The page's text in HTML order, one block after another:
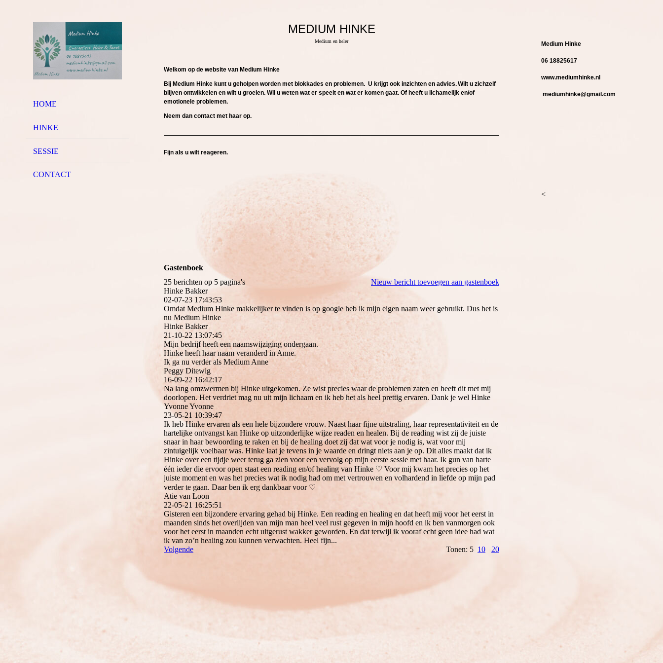
HOME
HINKE
SESSIE
CONTACT
MEDIUM HINKE
Medium en heler
Welkom op de website van Medium Hinke
Bij Medium Hinke kunt u geholpen worden met blokkades en problemen. U krijgt ook inzichten en advies.Wilt u zichzelf
blijven ontwikkelen en wilt u groeien. Wil u weten wat er speelt en wat er komen gaat. Of heeft u lichamelijk en/of
emotionele problemen.
Neem dan contact met haar op.
Fijn als u wilt reageren.
Gastenboek
25 berichten op 5 pagina's
Nieuw bericht toevoegen aan gastenboek
Hinke Bakker
02-07-23 17:43:53
Omdat Medium Hinke makkelijker te vinden is op google heb ik mijn eigen naam weer gebruikt. Dus het is
nu Medium Hinke
Hinke Bakker
21-10-22 13:07:45
Mijn bedrijf heeft een naamswijziging ondergaan.
Hinke heeft haar naam veranderd in Anne.
Ik ga nu verder als Medium Anne
Peggy Ditewig
16-09-22 16:42:17
Na lang omzwermen bij Hinke uitgekomen. Ze wist precies waar de problemen zaten en heeft dit met mij
doorlopen. Het verdriet mag nu uit mijn lichaam en ik heb het als heel prettig ervaren. Dank je wel Hinke
Yvonne Yvonne
23-05-21 10:39:47
Ik heb Hinke ervaren als een hele bijzondere vrouw. Naast haar fijne uitstraling, haar representativiteit en de
hartelijke ontvangst kan Hinke op uitzonderlijke wijze readen en healen. Bij de reading wist zij de juiste
snaar in haar bewoording te raken en bij de healing doet zij dat wat voor je nodig is, wat voor mij
zintuigelijk voelbaar was. Hinke laat je tevens in je waarde en dringt niets aan je op. Dit alles maakt dat ik
Hinke over een tijdje weer terug ga zien voor een vervolg op mijn eerste sessie met haar. Ik gun van harte
één ieder die ervoor open staat een reading en/of healing van Hinke ♡ Voor mij kwam het precies op het
juiste moment en was het precies wat ik nodig had om met vertrouwen en volhardend in liefde op mijn pad
verder te gaan. Daar ben ik erg dankbaar voor ♡
Atie van Loon
22-05-21 16:25:51
Gisteren een bijzondere ervaring gehad bij Hinke. Een reading en healing en dat heeft mij voor het eerst in
maanden sinds het overlijden van mijn man heel veel rust gegeven in mijn hoofd en ik ben vanmorgen ook
voor het eerst in maanden echt uitgerust wakker geworden. En dat terwijl ik vooraf echt geen idee had wat
ik van zo’n healing zou kunnen verwachten. Heel fijn...
Volgende
Tonen: 5 10 20
Medium Hinke
06 18825617
www.mediumhinke.nl
mediumhinke@gmail.com
<